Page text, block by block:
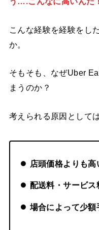
こんな経験を経験をし
か。
そもそも、なぜUber
まうのか？
考えられる原因として
店頭価格よりも高
配送料・サービス
場合によって少額